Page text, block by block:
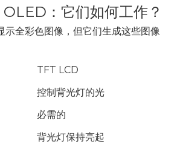
：它们如何工作？
示全彩色图像，但它们生成这些图像
TFT LCD
控制背光灯的光
必需的
背光灯保持亮起